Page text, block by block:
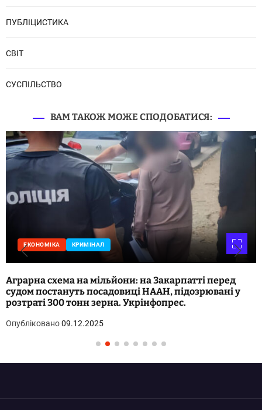
ПУБЛІЦИСТИКА
СВІТ
СУСПІЛЬСТВО
ВАМ ТАКОЖ МОЖЕ СПОДОБАТИСЯ:
ЕКОНОМІКА КРИМІНАЛ
Аграрна схема на мільйони: на Закарпатті перед
судом постануть посадовиці НААН, підозрювані у
розтраті 300 тонн зерна. Укрінфопрес.
Опубліковано09.12.2025